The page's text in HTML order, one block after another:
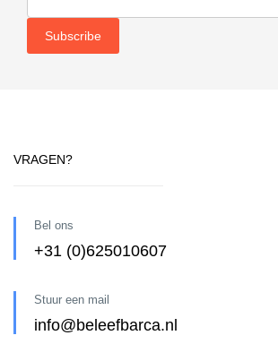
VRAGEN?
Bel ons
+31 (0)625010607
Stuur een mail
info@beleefbarca.nl